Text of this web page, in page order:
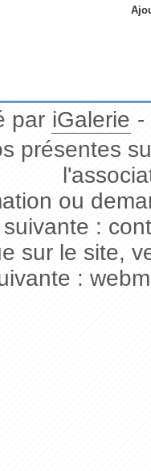
par iGalerie -
présentes
ou
suivante :
sur le site,
: